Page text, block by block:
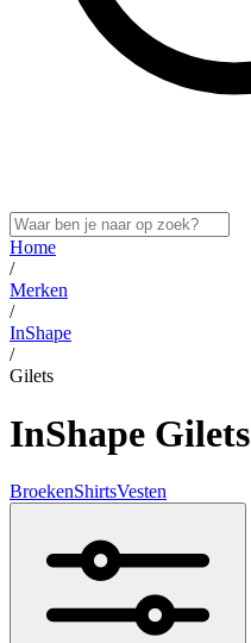
Home
/
Merken
/
InShape
/
Gilets
InShape Gilets
BroekenShirtsVesten